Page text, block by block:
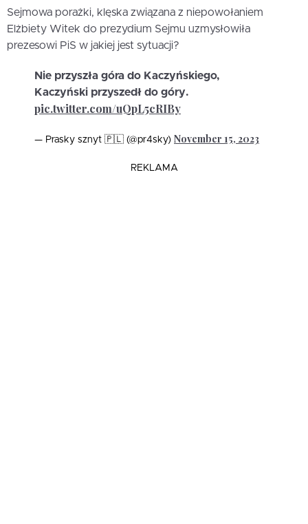
Sejmowa porażki, klęska związana z niepowołaniem
Elżbiety Witek do prezydium Sejmu uzmysłowiła
prezesowi PiS w jakiej jest sytuacji?
Nie przyszła góra do Kaczyńskiego,
Kaczyński przyszedł do góry.
pic.twitter.com/uQpL5cRIBy
— Prasky sznyt 🇵🇱 (@pr4sky) November 15, 2023
REKLAMA